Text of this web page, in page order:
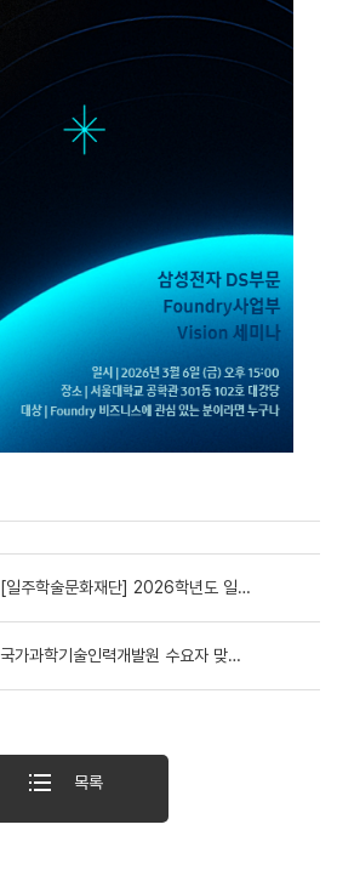
[일주학술문화재단] 2026학년도 일주학술문화재단 34기 국내학사 장학생 선발 안내
국가과학기술인력개발원 수요자 맞춤형 연구윤리 정기교육(2차) 안내
목록